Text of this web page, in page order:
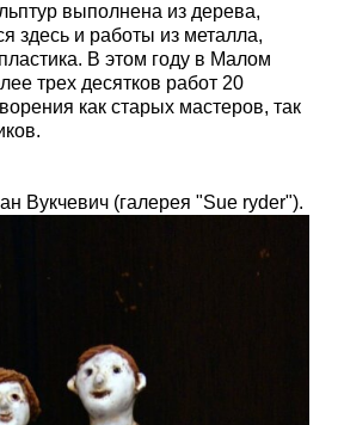
выполнена из дерева,
здесь и работы из металла,
В этом году в Малом
трех десятков работ 20
как старых мастеров, так
Вукчевич (галерея "Sue ryder").